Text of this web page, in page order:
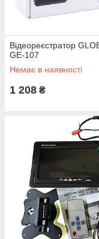
Відеореєстратор
GE-107
Немає в наявності
1 208 ₴